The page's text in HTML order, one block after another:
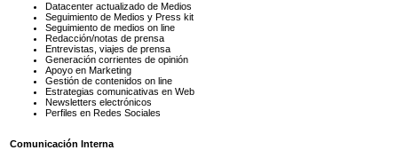
Datacenter actualizado de Medios
Seguimiento de Medios y Press kit
Seguimiento de medios on line
Redacción/notas de prensa
Entrevistas, viajes de prensa
Generación corrientes de opinión
Apoyo en Marketing
Gestión de contenidos on line
Estrategias comunicativas en Web
Newsletters electrónicos
Perfiles en Redes Sociales
Comunicación Interna